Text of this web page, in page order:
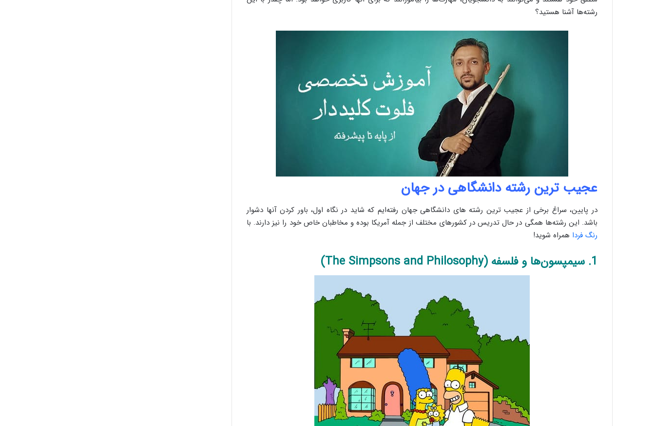
رشته‌ها آشنا هستید؟
عجیب ترین رشته دانشگاهی در جهان
در پایین، سراغ برخی از عجیب ترین رشته های دانشگاهی جهان رفته‌ایم که شاید در نگاه اول، باور کردن آنها دشوار
باشد. این رشته‌ها همگی در حال تدریس در کشورهای مختلف از جمله آمریکا بوده و مخاطبان خاص خود را نیز دارند. با
رنگ فردا همراه شوید!
1. سیمپسون‌ها و فلسفه (The Simpsons and Philosophy)